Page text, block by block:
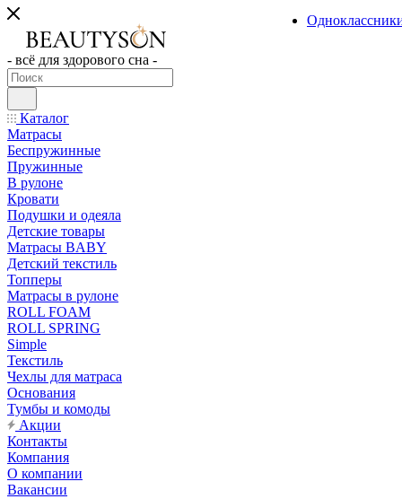
- всё для здорового сна -
Каталог
Матрасы
Беспружинные
Пружинные
В рулоне
Кровати
Подушки и одеяла
Детские товары
Матрасы BABY
Детский текстиль
Топперы
Матрасы в рулоне
ROLL FOAM
ROLL SPRING
Simple
Текстиль
Чехлы для матраса
Основания
Тумбы и комоды
Акции
Контакты
Компания
О компании
Вакансии